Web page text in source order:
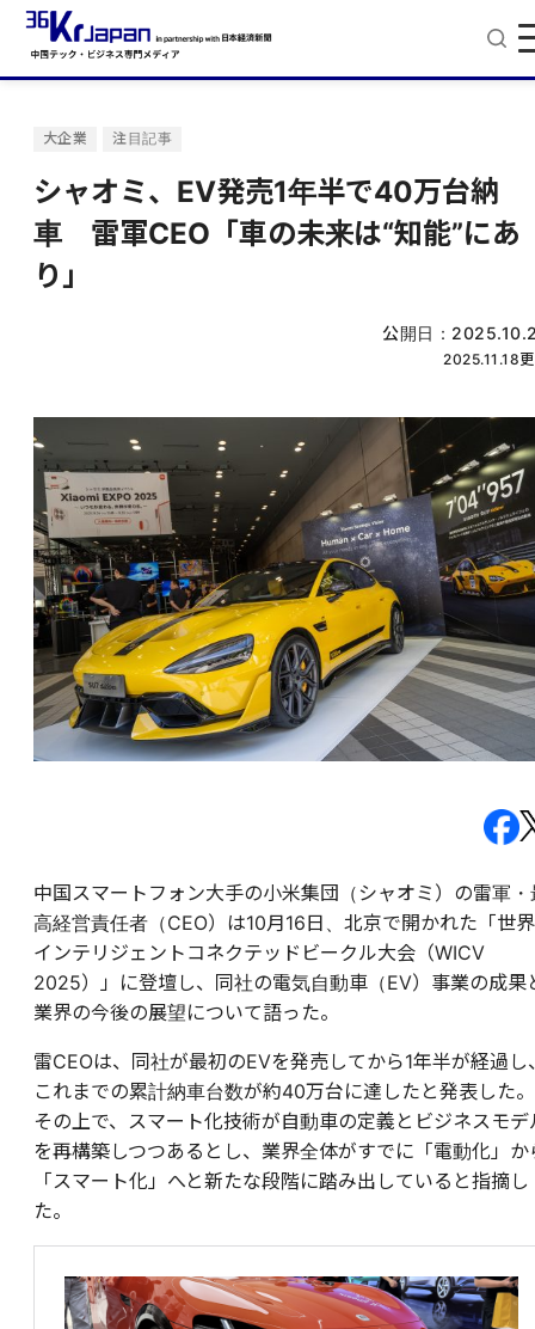
大企業 注目記事
シャオミ、EV発売1年半で40万台納
車 雷軍CEO「車の未来は“知能”にあ
り」
公開日：
2025.11.18
中国スマートフォン大手の小米集団（シャオミ）の雷軍・
高経営責任者（CEO）は10月16日、北京で開かれた「世界
インテリジェントコネクテッドビークル大会（WICV
2025）」に登壇し、同社の電気自動車（EV）事業の成果
業界の今後の展望について語った。
雷CEOは、同社が最初のEVを発売してから1年半が経過し
これまでの累計納車台数が約40万台に達したと発表した。
その上で、スマート化技術が自動車の定義とビジネスモデ
を再構築しつつあるとし、業界全体がすでに「電動化」か
「スマート化」へと新たな段階に踏み出していると指摘し
た。